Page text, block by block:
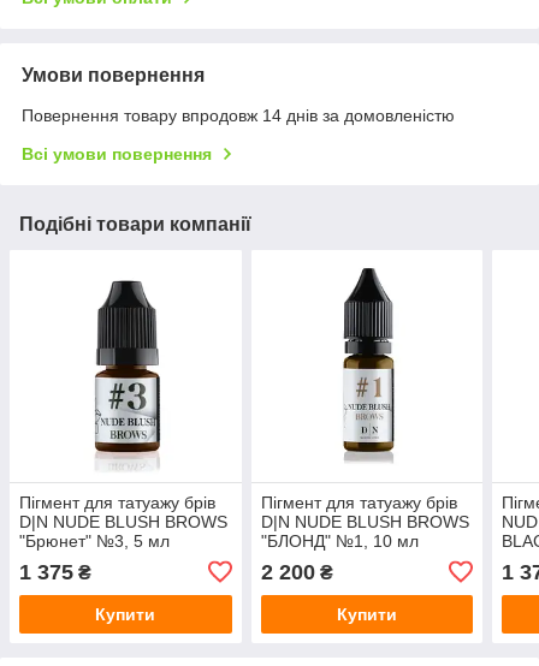
Умови повернення
Повернення товару впродовж 14 днів за домовленістю
Всі умови повернення
Подібні товари компанії
Пігмент для татуажу брів
D|N NUDE BLUSH BROWS
"Брюнет" №3, 5 мл
1 375 ₴
Купити
Пігмент для татуажу брів
D|N NUDE BLUSH BROWS
"БЛОНД" №1, 10 мл
2 200₴
Купити
1